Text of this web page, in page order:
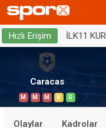
Hızlı Erişim İLK11 KUR
Caracas
M M M B G
Olaylar Kadrolar